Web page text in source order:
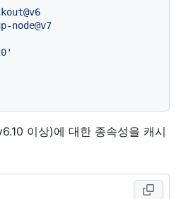
node@v7
이상)에 대한 종속성을 캐시